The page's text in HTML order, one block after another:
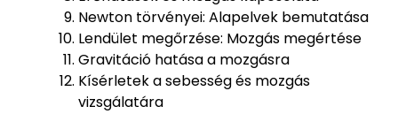
Newton törvényei: Alapelvek bemutatása
Lendület megőrzése: Mozgás megértése
Gravitáció hatása a mozgásra
Kísérletek a sebesség és mozgás
vizsgálatára